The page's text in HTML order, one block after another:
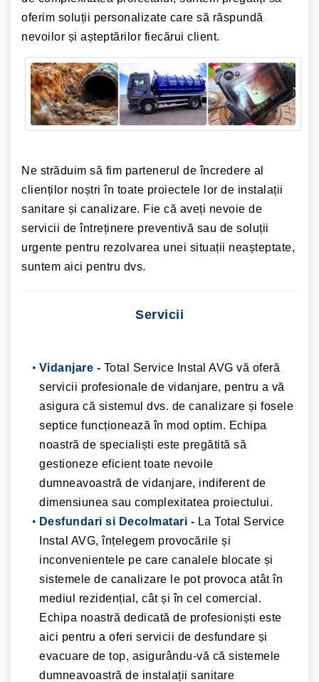
oferim soluții personalizate care să răspundă
nevoilor și așteptărilor fiecărui client.
Ne străduim să fim partenerul de încredere al
clienților noștri în toate proiectele lor de instalații
sanitare și canalizare. Fie că aveți nevoie de
servicii de întreținere preventivă sau de soluții
urgente pentru rezolvarea unei situații neașteptate,
suntem aici pentru dvs.
Servicii
Vidanjare - Total Service Instal AVG vă oferă
servicii profesionale de vidanjare, pentru a vă
asigura că sistemul dvs. de canalizare și fosele
septice funcționează în mod optim. Echipa
noastră de specialiști este pregătită să
gestioneze eficient toate nevoile
dumneavoastră de vidanjare, indiferent de
dimensiunea sau complexitatea proiectului.
Desfundari si Decolmatari - La Total Service
Instal AVG, înțelegem provocările și
inconvenientele pe care canalele blocate și
sistemele de canalizare le pot provoca atât în ​​
mediul rezidențial, cât și în cel comercial.
Echipa noastră dedicată de profesioniști este
aici pentru a oferi servicii de desfundare și
evacuare de top, asigurându-vă că sistemele
dumneavoastră de instalații sanitare